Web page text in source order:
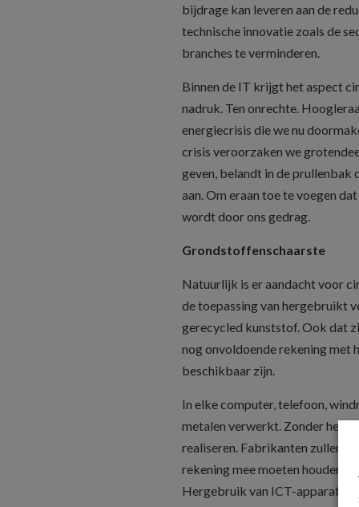
bijdrage kan leveren aan de
technische innovatie zoals de
branches te verminderen.
Binnen de IT krijgt het aspect
nadruk. Ten onrechte.
energiecrisis die we nu
crisis veroorzaken we
geven, belandt in de prullenbak
aan. Om eraan toe te voegen
wordt door ons gedrag.
Grondstoffenschaarste
Natuurlijk is er aandacht voor
de toepassing van hergebruikt
gerecycled kunststof. Ook dat
nog onvoldoende rekening
beschikbaar zijn.
In elke computer, telefoon,
metalen verwerkt. Zonder
realiseren. Fabrikanten zullen
rekening mee moeten houden
Hergebruik van ICT-apparatuur